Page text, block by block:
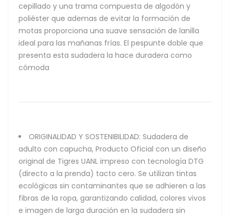
cepillado y una trama compuesta de algodón y
poliéster que ademas de evitar la formación de
motas proporciona una suave sensación de lanilla
ideal para las mañanas frías. El pespunte doble que
presenta esta sudadera la hace duradera como
cómoda
ORIGINALIDAD Y SOSTENIBILIDAD: Sudadera de
adulto con capucha, Producto Oficial con un diseño
original de Tigres UANL impreso con tecnología DTG
(directo a la prenda) tacto cero. Se utilizan tintas
ecológicas sin contaminantes que se adhieren a las
fibras de la ropa, garantizando calidad, colores vivos
e imagen de larga duración en la sudadera sin